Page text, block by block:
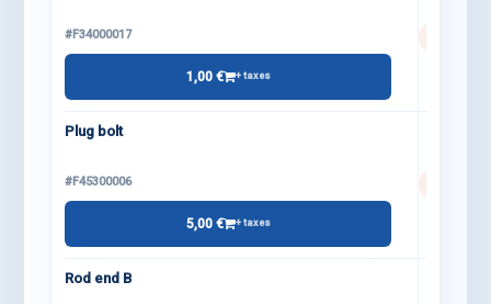
#F34000017
1,00 € + taxes
Plug bolt
#F45300006
5,00 € + taxes
Rod end B